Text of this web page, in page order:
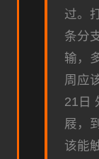
过。
条分
输，
周应
21日
屐，
该能